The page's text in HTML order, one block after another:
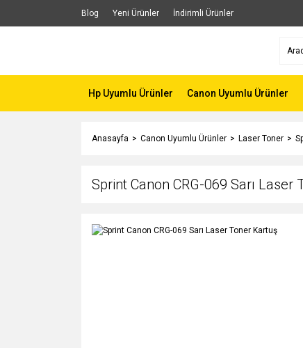
Blog Yeni Ürünler İndirimli Ürünler
Hp Uyumlu Ürünler Canon Uyumlu Ürünler
Anasayfa Canon Uyumlu Ürünler Laser Toner
Sprint Canon CRG-069 Sarı Laser